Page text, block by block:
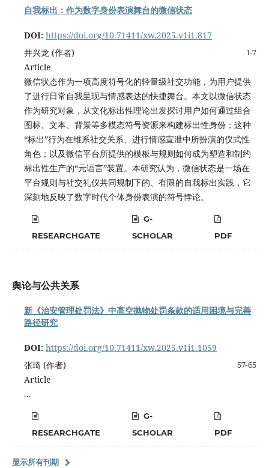
自我标出：作为数字身份表演舞台的微信状态
DOI: https://doi.org/10.71411/xw.2025.v1i1.817
1-7
井兴龙 (作者)
Article
微信状态作为一项高度符号化的轻量级社交功能，为用户提供
了进行日常自我呈现与情感表达的快捷舞台。本文以微信状态
作为研究对象，从文化标出性理论出发探讨用户如何通过组合
图标、文本、背景等多模态符号资源来构建标出性身份；这种
“标出”行为在维系社交关系、进行情感宣泄中所扮演的仪式性
角色；以及微信平台所提供的模板与规则如何成为塑造和制约
标出性生产的“元语言”装置。本研究认为，微信状态是一场在
平台规则与社交礼仪共同规制下的、有限的自我标出实践，它
深刻地反映了数字时代个体身份表演的符号悖论。
RESEARCHGATE
G-
SCHOLAR
PDF
舆论与公共关系
新《治安管理处罚法》中高空抛物处罚条款的适用困境与完善
路径研究
DOI: https://doi.org/10.71411/xw.2025.v1i1.1059
57-65
张琦 (作者)
Article
...
RESEARCHGATE
G-
SCHOLAR
PDF
显示所有刊期